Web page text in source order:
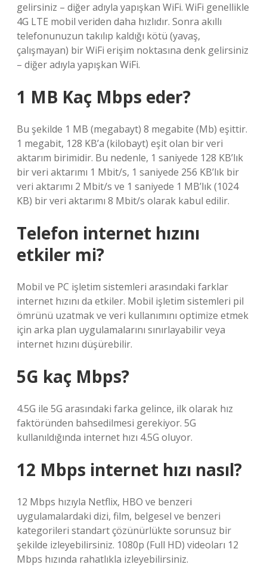
gelirsiniz – diğer adıyla yapışkan WiFi. WiFi genellikle
4G LTE mobil veriden daha hızlıdır. Sonra akıllı
telefonunuzun takılıp kaldığı kötü (yavaş,
çalışmayan) bir WiFi erişim noktasına denk gelirsiniz
– diğer adıyla yapışkan WiFi.
1 MB Kaç Mbps eder?
Bu şekilde 1 MB (megabayt) 8 megabite (Mb) eşittir.
1 megabit, 128 KB’a (kilobayt) eşit olan bir veri
aktarım birimidir. Bu nedenle, 1 saniyede 128 KB’lık
bir veri aktarımı 1 Mbit/s, 1 saniyede 256 KB’lık bir
veri aktarımı 2 Mbit/s ve 1 saniyede 1 MB’lık (1024
KB) bir veri aktarımı 8 Mbit/s olarak kabul edilir.
Telefon internet hızını
etkiler mi?
Mobil ve PC işletim sistemleri arasındaki farklar
internet hızını da etkiler. Mobil işletim sistemleri pil
ömrünü uzatmak ve veri kullanımını optimize etmek
için arka plan uygulamalarını sınırlayabilir veya
internet hızını düşürebilir.
5G kaç Mbps?
4.5G ile 5G arasındaki farka gelince, ilk olarak hız
faktöründen bahsedilmesi gerekiyor. 5G
kullanıldığında internet hızı 4.5G oluyor.
12 Mbps internet hızı nasıl?
12 Mbps hızıyla Netflix, HBO ve benzeri
uygulamalardaki dizi, film, belgesel ve benzeri
kategorileri standart çözünürlükte sorunsuz bir
şekilde izleyebilirsiniz. 1080p (Full HD) videoları 12
Mbps hızında rahatlıkla izleyebilirsiniz.